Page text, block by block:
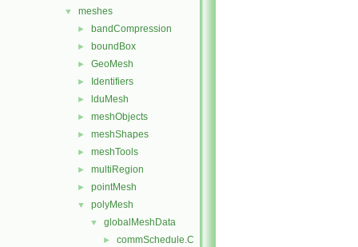
▼ meshes
► bandCompression
► boundBox
► GeoMesh
► Identifiers
► lduMesh
► meshObjects
► meshShapes
► meshTools
► multiRegion
► pointMesh
▼ polyMesh
▼ globalMeshData
► commSchedule.C